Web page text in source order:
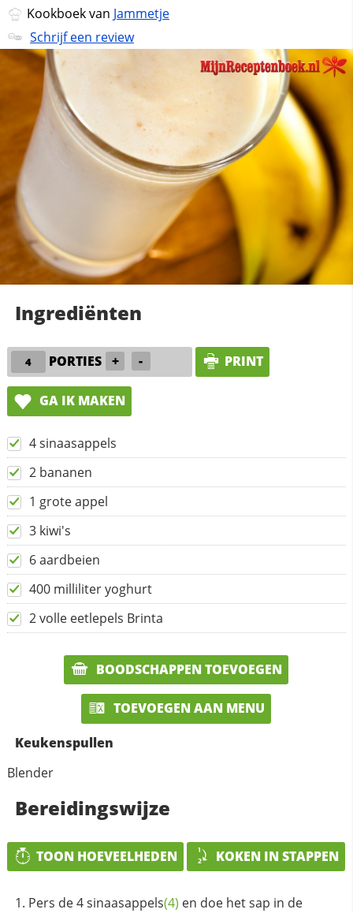
Kookboek van Jammetje
Schrijf een review
Ingrediënten
PORTIES + - PRINT
GA IK MAKEN
4 sinaasappels
2 bananen
1 grote appel
3 kiwi's
6 aardbeien
400 milliliter yoghurt
2 volle eetlepels Brinta
BOODSCHAPPEN TOEVOEGEN
TOEVOEGEN AAN MENU
Keukenspullen
Blender
Bereidingswijze
TOON HOEVEELHEDEN KOKEN IN STAPPEN
Pers de 4sinaasappels(4) en doe het sap in de